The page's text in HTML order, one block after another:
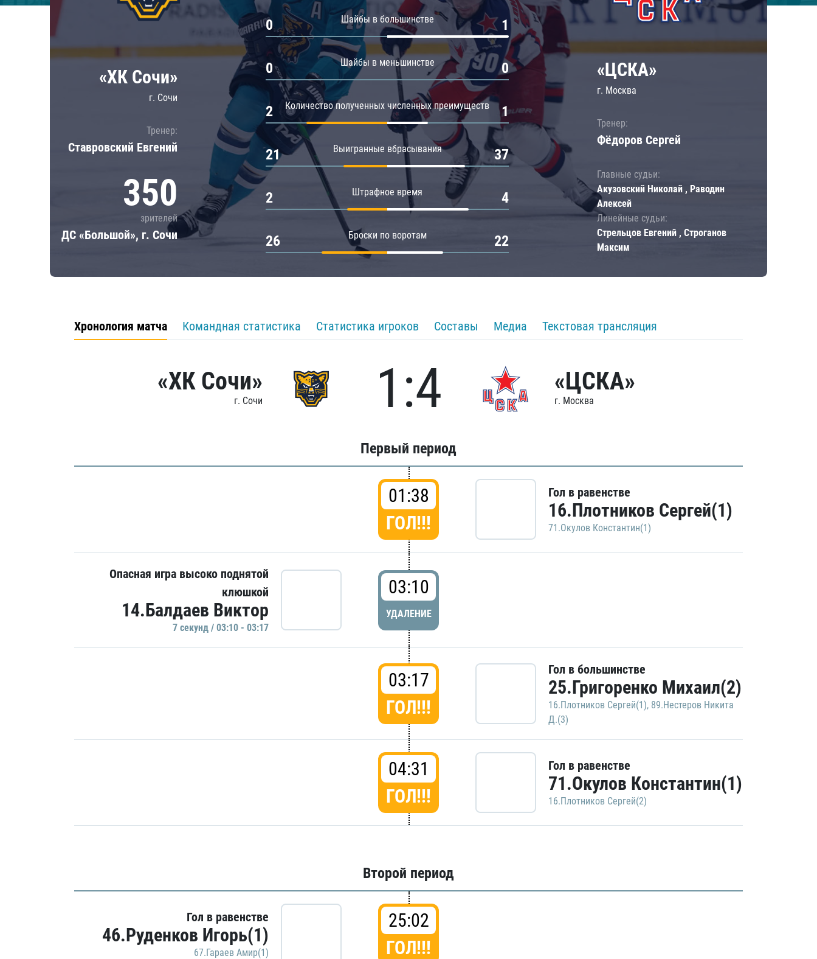
Локомотив
ЦСКА
Шанхайские Драконы
Амур
Барыс
Салават Юлаев
«ХК Сочи»
г. Сочи
Тренер:
Ставровский Евгений
350
зрителей
ДС «Большой», г. Сочи
Шайбы в большинстве
0 1
Шайбы в меньшинстве
0 0
Количество полученных численных преимуществ
2 1
Выигранные вбрасывания
21 37
Штрафное время
2 4
Броски по воротам
26 22
«ЦСКА»
г. Москва
Тренер:
Фёдоров Сергей
Главные судьи:
Акузовский Николай , Раводин
Алексей
Линейные судьи:
Стрельцов Евгений , Строганов
Максим
Хронология матча Командная статистика Статистика игроков Составы Медиа Текстовая трансляция
«ХК Сочи»
г. Сочи 1:4 «ЦСКА»
г. Москва
Первый период
01:38
ГОЛ!!!
Гол в равенстве
16.Плотников Сергей(1)
71.Окулов Константин(1)
Опасная игра высоко поднятой
клюшкой
14.Балдаев Виктор
7 секунд / 03:10 - 03:17
03:10
УДАЛЕНИЕ
03:17
ГОЛ!!!
Гол в большинстве
25.Григоренко Михаил(2)
16.Плотников Сергей(1), 89.Нестеров Никита
Д.(3)
04:31
ГОЛ!!!
Гол в равенстве
71.Окулов Константин(1)
16.Плотников Сергей(2)
Второй период
Гол в равенстве
46.Руденков Игорь(1)
67.Гараев Амир(1)
25:02
ГОЛ!!!